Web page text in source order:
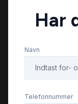
CD/radio
centrallås
Har
Navn
Telefonnummer